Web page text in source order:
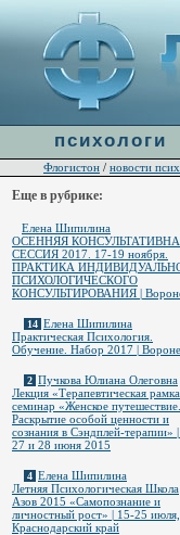
:
психологи
Флогистон / новости
Еще в рубрике:
Елена Шипилина
ОСЕННЯЯ
СЕССИЯ 2017. 17-19 ноября.
ПРАКТИКА
ПСИХОЛОГИЧЕСКОГО
КОНСУЛЬТИРОВАНИЯ |
14 Елена Шипилина
Практическая Психология.
Обучение. Набор 2017 |
2 Пучкова Юлиана Олеговна
Лекция «Терапевтическая
семинар «Женское путешествие.
Раскрытие особой ценности и
сознания в Сэндплей-терапии» |
27 и 28 июня 2015
4 Елена Шипилина
Летняя Психологическая Школа
Азов 2015 «Самопознание и
личностный рост» | 15-25 июля,
Краснодарский край